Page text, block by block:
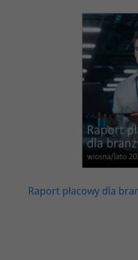
Raport płacowy dla